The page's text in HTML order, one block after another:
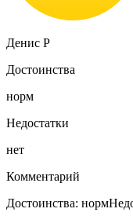
Денис Р
Достоинства
норм
Недостатки
нет
Комментарий
Достоинства: